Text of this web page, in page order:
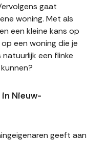
gaat
woning. Met als
een kleine kans op
een woning die je
een flinke
Nieuw-
geeft aan